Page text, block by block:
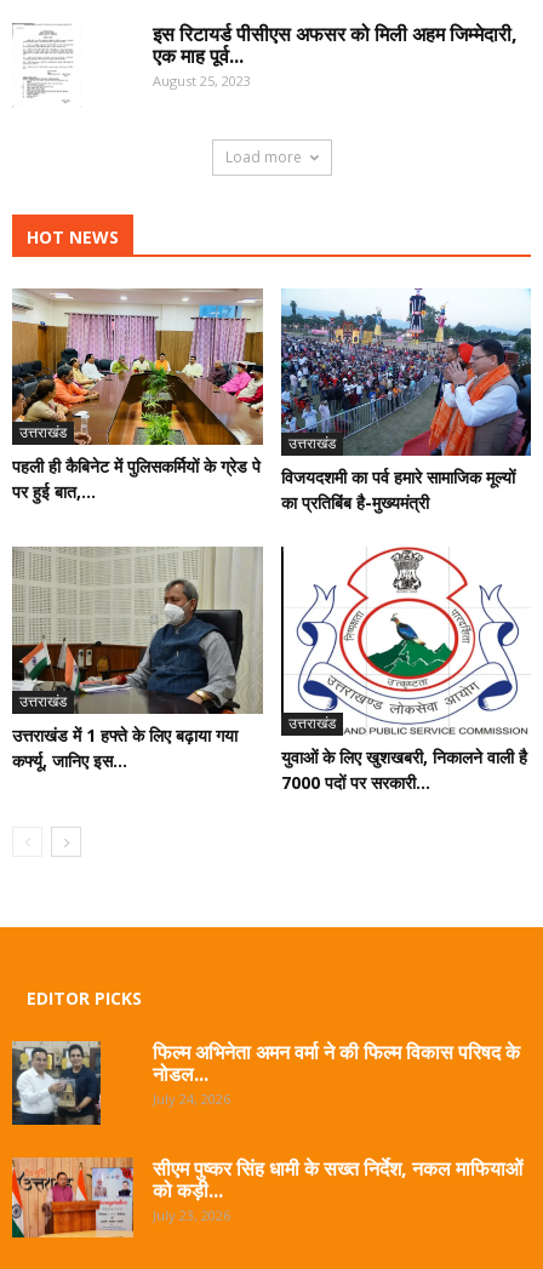
इस रिटायर्ड पीसीएस अफसर को मिली अहम जिम्मेदारी,
एक माह पूर्व...
August 25, 2023
Load more
HOT NEWS
उत्तराखंड
पहली ही कैबिनेट में पुलिसकर्मियों के ग्रेड पे
पर हुई बात,...
उत्तराखंड
विजयदशमी का पर्व हमारे सामाजिक मूल्यों
का प्रतिबिंब है-मुख्यमंत्री
उत्तराखंड
उत्तराखंड में 1 हफ्ते के लिए बढ़ाया गया
कर्फ्यू, जानिए इस...
उत्तराखंड
युवाओं के लिए खुशखबरी, निकालने वाली है
7000 पदों पर सरकारी...
EDITOR PICKS
फिल्म अभिनेता अमन वर्मा ने की फिल्म विकास परिषद के
नोडल...
July 24, 2026
सीएम पुष्कर सिंह धामी के सख्त निर्देश, नकल माफियाओं
को कड़ी...
July 23, 2026